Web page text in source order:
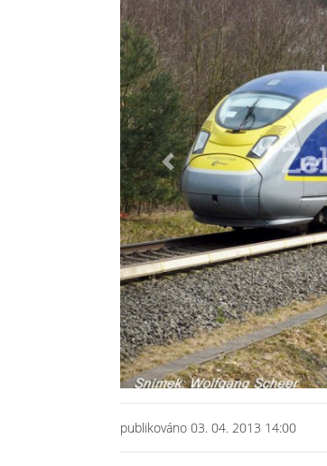
Previous
publikováno 03. 04. 2013 14:00